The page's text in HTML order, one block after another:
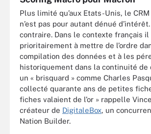
Plus limité qu’aux Etats-Unis, le
n’est pas pour autant dénué
contraire. Dans le contexte français il
prioritairement à mettre de l’ordre
compilation des données et à les
historiquement dans la continuité de
un « brisquard » comme Charles
collecté quarante ans de petites
fiches valaient de l’or » rappelle
créateur de DigitaleBox, un
Nation Builder.